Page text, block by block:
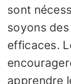
sont
soyons
efficaces.
apprendre